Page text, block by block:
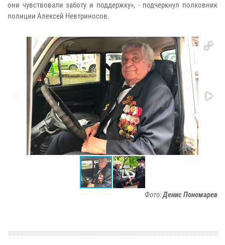
они чувствовали заботу и поддержку», - подчеркнул полковник
полиции Алексей Невтриносов.
Фото:Денис Пономарев